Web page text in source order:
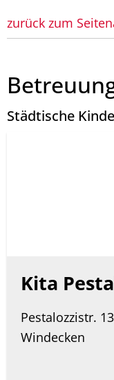
zurück zum
Städtische
Kita
Pestalozzistr. 13
Windecken